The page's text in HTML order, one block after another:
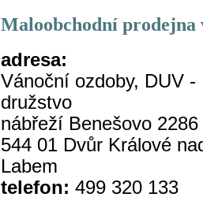
Maloobchodní prodejna
adresa:
Vánoční ozdoby, DUV -
družstvo
nábřeží Benešovo 2286
544 01 Dvůr Králové
Labem
telefon: 499 320 133